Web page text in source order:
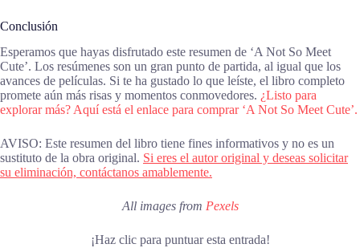
Conclusión
Esperamos que hayas disfrutado este resumen de ‘A Not So Meet
Cute’. Los resúmenes son un gran punto de partida, al igual que los
avances de películas. Si te ha gustado lo que leíste, el libro completo
promete aún más risas y momentos conmovedores. ¿Listo para
explorar más? Aquí está el enlace para comprar ‘A Not So Meet Cute’.
AVISO: Este resumen del libro tiene fines informativos y no es un
sustituto de la obra original. Si eres el autor original y deseas solicitar
su eliminación, contáctanos amablemente.
All images from Pexels
¡Haz clic para puntuar esta entrada!